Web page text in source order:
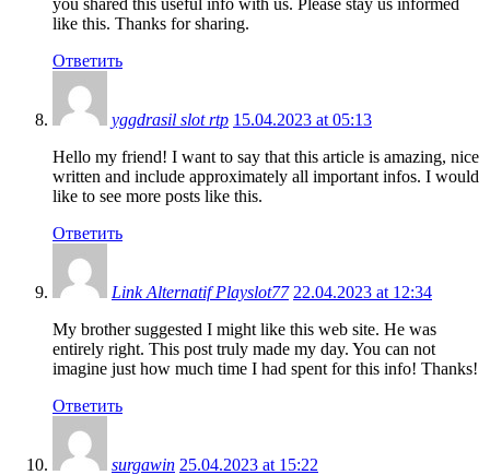
like this. Thanks for sharing.
Ответить
yggdrasil slot rtp 15.04.2023 at 05:13
Hello my friend! I want to say that this article is amazing, nice
written and include approximately all important infos. I would
like to see more posts like this.
Ответить
Link Alternatif Playslot77 22.04.2023 at 12:34
My brother suggested I might like this web site. He was
entirely right. This post truly made my day. You can not
imagine just how much time I had spent for this info! Thanks!
Ответить
surgawin 25.04.2023 at 15:22